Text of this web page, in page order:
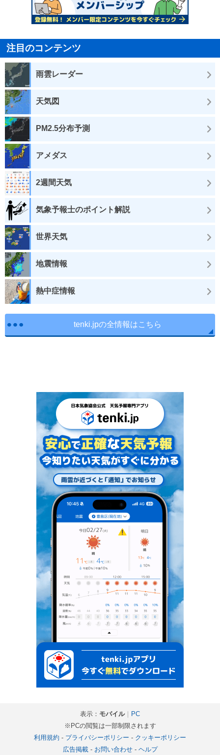
注目のコンテンツ
雨雲レーダー
天気図
PM2.5分布予測
アメダス
2週間天気
気象予報士のポイント解説
世界天気
地震情報
熱中症情報
tenki.jpの全情報はこちら
表示： モバイル｜ PC
※PCの閲覧は一部制限されます
利用規約 - プライバシーポリシー - クッキーポリシー
広告掲載- お問い合わせ- ヘルプ